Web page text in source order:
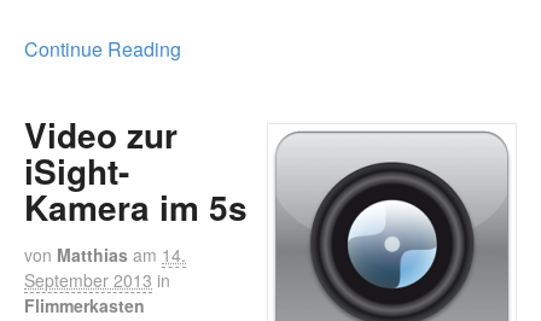
Continue Reading
Video zur
iSight-
Kamera im 5s
von Matthias am 14.
September 2013 in
Flimmerkasten